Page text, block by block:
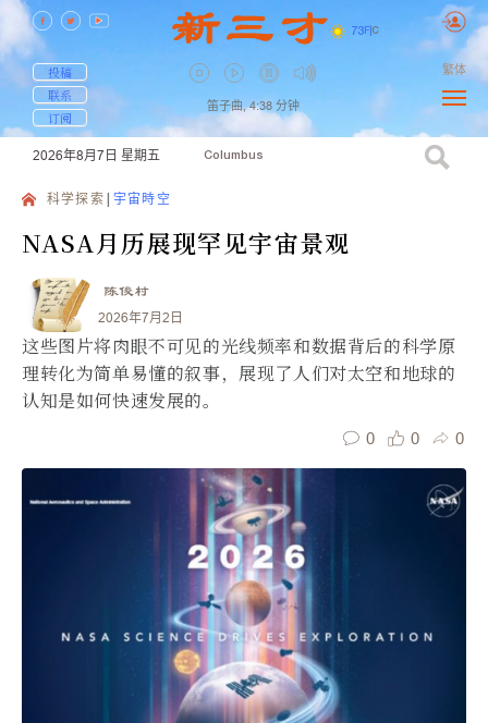
73F| C
投稿
联系
订阅
笛子曲, 4:38 分钟
繁体
2026年8月7日 星期五 Columbus
科学探索 宇宙時空
NASA月历展现罕见宇宙景观
陈俊村
2026年7月2日
这些图片将肉眼不可见的光线频率和数据背后的科学原
理转化为简单易懂的叙事，展现了人们对太空和地球的
认知是如何快速发展的。
0 0 0